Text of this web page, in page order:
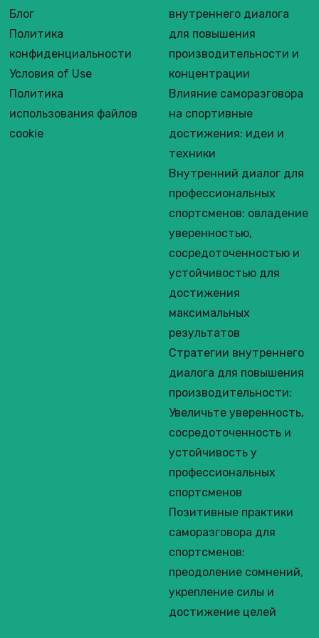
Блог
Политика
конфиденциальности
Условия of Use
Политика
использования файлов
cookie
внутреннего диалога
для повышения
производительности и
концентрации
Влияние саморазговора
на спортивные
достижения: идеи и
техники
Внутренний диалог для
профессиональных
спортсменов: овладение
уверенностью,
сосредоточенностью и
устойчивостью для
достижения
максимальных
результатов
Стратегии внутреннего
диалога для повышения
производительности:
Увеличьте уверенность,
сосредоточенность и
устойчивость у
профессиональных
спортсменов
Позитивные практики
саморазговора для
спортсменов:
преодоление сомнений,
укрепление силы и
достижение целей